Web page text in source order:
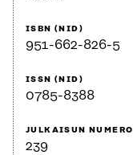
ISBN (NID)
951-662-826-5
ISSN (NID)
0785-8388
JULKAISUN NUMERO
239